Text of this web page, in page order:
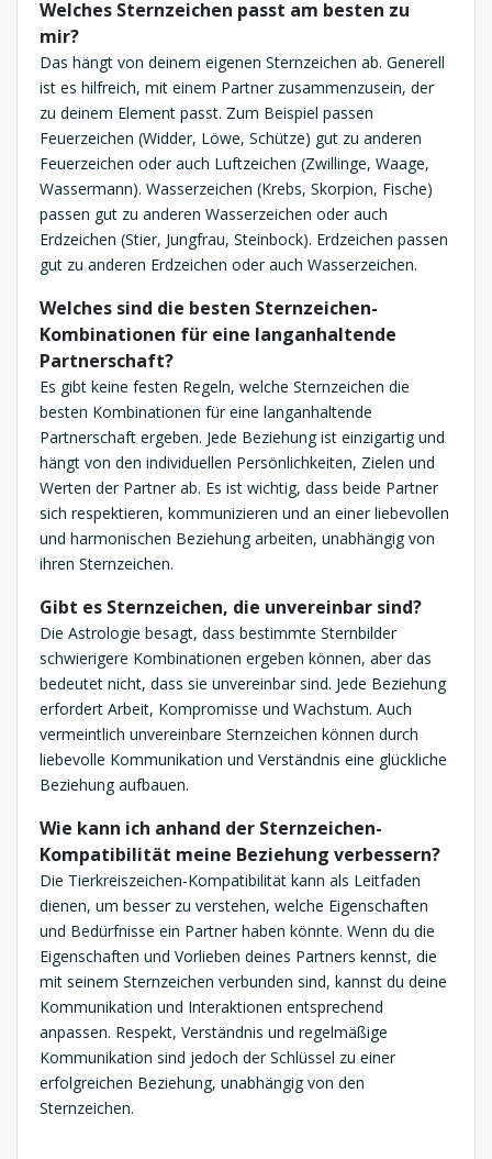
Welches Sternzeichen passt am besten zu
mir?
Das hängt von deinem eigenen Sternzeichen ab. Generell
ist es hilfreich, mit einem Partner zusammenzusein, der
zu deinem Element passt. Zum Beispiel passen
Feuerzeichen (Widder, Löwe, Schütze) gut zu anderen
Feuerzeichen oder auch Luftzeichen (Zwillinge, Waage,
Wassermann). Wasserzeichen (Krebs, Skorpion, Fische)
passen gut zu anderen Wasserzeichen oder auch
Erdzeichen (Stier, Jungfrau, Steinbock). Erdzeichen passen
gut zu anderen Erdzeichen oder auch Wasserzeichen.
Welches sind die besten Sternzeichen-
Kombinationen für eine langanhaltende
Partnerschaft?
Es gibt keine festen Regeln, welche Sternzeichen die
besten Kombinationen für eine langanhaltende
Partnerschaft ergeben. Jede Beziehung ist einzigartig und
hängt von den individuellen Persönlichkeiten, Zielen und
Werten der Partner ab. Es ist wichtig, dass beide Partner
sich respektieren, kommunizieren und an einer liebevollen
und harmonischen Beziehung arbeiten, unabhängig von
ihren Sternzeichen.
Gibt es Sternzeichen, die unvereinbar sind?
Die Astrologie besagt, dass bestimmte Sternbilder
schwierigere Kombinationen ergeben können, aber das
bedeutet nicht, dass sie unvereinbar sind. Jede Beziehung
erfordert Arbeit, Kompromisse und Wachstum. Auch
vermeintlich unvereinbare Sternzeichen können durch
liebevolle Kommunikation und Verständnis eine glückliche
Beziehung aufbauen.
Wie kann ich anhand der Sternzeichen-
Kompatibilität meine Beziehung verbessern?
Die Tierkreiszeichen-Kompatibilität kann als Leitfaden
dienen, um besser zu verstehen, welche Eigenschaften
und Bedürfnisse ein Partner haben könnte. Wenn du die
Eigenschaften und Vorlieben deines Partners kennst, die
mit seinem Sternzeichen verbunden sind, kannst du deine
Kommunikation und Interaktionen entsprechend
anpassen. Respekt, Verständnis und regelmäßige
Kommunikation sind jedoch der Schlüssel zu einer
erfolgreichen Beziehung, unabhängig von den
Sternzeichen.